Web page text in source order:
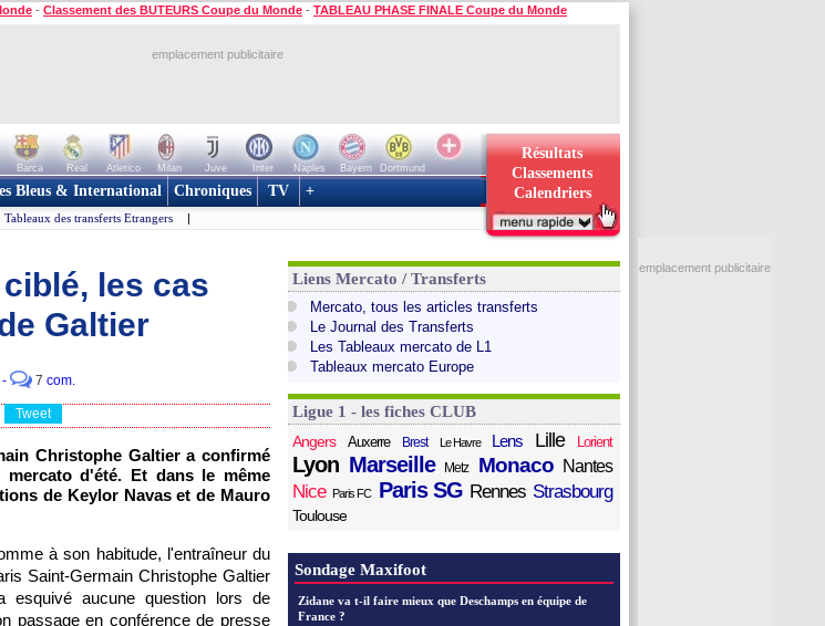
- Classement des BUTEURS Coupe du Monde - TABLEAU PHASE FINALE Coupe du Monde
emplacement publicitaire
Barca Real Atletico Milan Juve Inter Naples Bayern
Dortmund
Résultats
Classements
Calendriers
Bleus & International Chroniques TV +
Tableaux des transferts Etrangers |
les cas
Galtier
- 7 com.
Tweet
Christophe Galtier a confirmé
d'été. Et dans le même
de Keylor Navas et de Mauro
à son habitude, l'entraîneur du
Saint-Germain Christophe Galtier
esquivé aucune question lors de
passage en conférence de presse
Liens Mercato / Transferts
Mercato, tous les articles transferts
Le Journal des Transferts
Les Tableaux mercato de L1
Tableaux mercato Europe
Ligue 1 - les fiches CLUB
Angers
Auxerre Brest Le Havre Lens Lille Lorient
Lyon Marseille Metz Monaco Nantes
Nice Paris FC Paris SG Rennes Strasbourg
Toulouse
Sondage Maxifoot
Zidane va t-il faire mieux que Deschamps en équipe de
France ?
emplacement publicitaire